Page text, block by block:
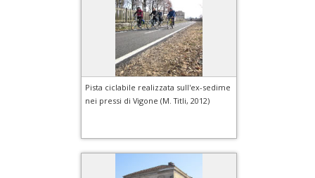
Pista ciclabile realizzata sull'ex-sedime
nei pressi di Vigone (M. Titli, 2012)